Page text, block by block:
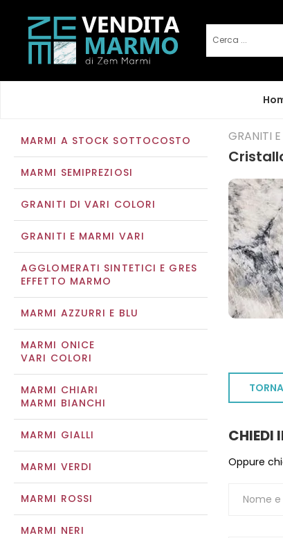
MARMI A STOCK SOTTOCOSTO
MARMI SEMIPREZIOSI
GRANITI DI VARI COLORI
GRANITI E MARMI VARI
AGGLOMERATI SINTETICI E GRES
EFFETTO MARMO
MARMI AZZURRI E BLU
MARMI ONICE
VARI COLORI
MARMI CHIARI
MARMI BIANCHI
MARMI GIALLI
MARMI VERDI
MARMI ROSSI
MARMI NERI
GRANITI
CHIEDI
Oppure